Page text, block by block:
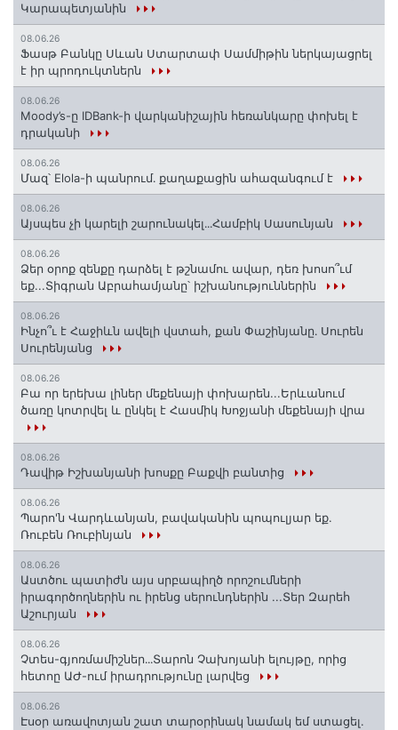
Կարապետյանին
08.06.26
Ֆասթ Բանկը Սևան Ստարտափ Սամմիթին ներկայացրել
է իր պրոդուկտներն
08.06.26
Moody’s-ը IDBank-ի վարկանիշային հեռանկարը փոխել է
դրականի
08.06.26
Մազ՝ Elola-ի պանրում․ քաղաքացին ահազանգում է
08.06.26
Այսպես չի կարելի շարունակել․․․Համբիկ Սասունյան
08.06.26
Ձեր օրոք զենքը դարձել է թշնամու ավար, դեռ խոսո՞ւմ
եք...Տիգրան Աբրահամյանը՝ իշխանություններին
08.06.26
Ինչո՞ւ է Հաջիևն ավելի վստահ, քան Փաշինյանը․ Սուրեն
Սուրենյանց
08.06.26
Բա որ երեխա լիներ մեքենայի փոխարեն...Երևանում
ծառը կոտրվել և ընկել է Հասմիկ Խոջյանի մեքենայի վրա
08.06.26
Դավիթ Իշխանյանի խոսքը Բաքվի բանտից
08.06.26
Պարո'ն Վարդևանյան, բավականին պոպուլյար եք.
Ռուբեն Ռուբինյան
08.06.26
Աստծու պատիժն այս սրբապիղծ որոշումների
իրագործողներին ու իրենց սերունդներին ...Տեր Զարեհ
Աշուրյան
08.06.26
Չտես-գյոռմամիշներ․․․Տարոն Չախոյանի ելույթը, որից
հետոը ԱԺ-ում իրադրությունը լարվեց
08.06.26
Էսօր առավոտյան շատ տարօրինակ նամակ եմ ստացել.